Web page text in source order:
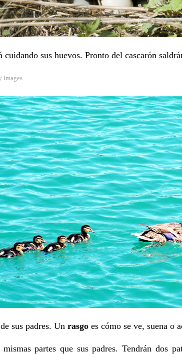
sus huevos. Pronto del cascarón
Images
sus padres. Un rasgo es cómo se ve, suena o
partes que sus padres. Tendrán dos